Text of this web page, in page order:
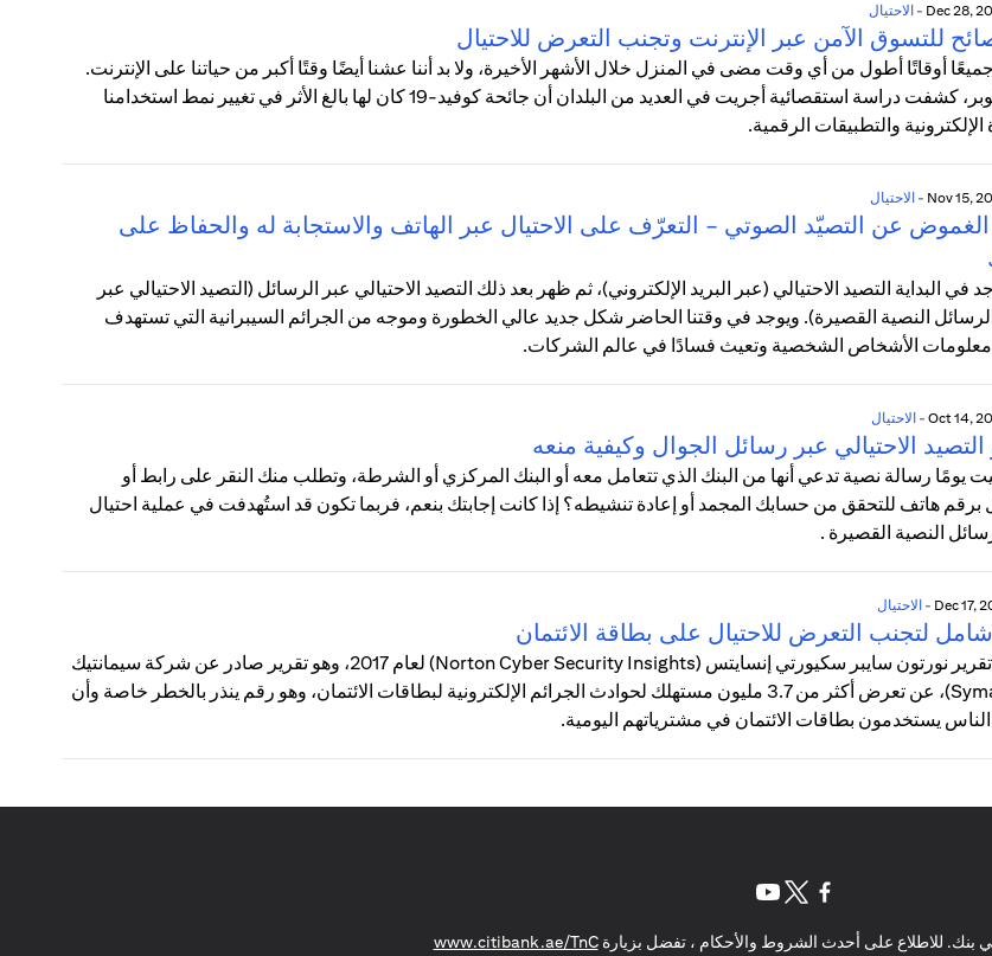
-الاحتيال
أوقاتًا أطول من أي وقت مضى في المنزل خلال الأشهر الأخيرة، ولا بد أننا عشنا أيضًا وقتًا أكبر من حياتنا على الإنترنت.
في أكتوبر، كشفت دراسة استقصائية أجريت في العديد من البلدان أن جائحة كوفيد-19 كان لها بالغ الأثر في تغيير نمط استخدامنا
الإلكترونية والتطبيقات الرقمية.
-الاحتيال
الغموض عن التصيّد الصوتي - التعرّف على الاحتيال عبر الهاتف والاستجابة له والحفاظ على
في البداية التصيد الاحتيالي (عبر البريد الإلكتروني)، ثم ظهر بعد ذلك التصيد الاحتيالي عبر الرسائل (التصيد الاحتيالي عبر
النصية القصيرة). ويوجد في وقتنا الحاضر شكل جديد عالي الخطورة وموجه من الجرائم السيبرانية التي تستهدف
الأشخاص الشخصية وتعيث فسادًا في عالم الشركات.
-الاحتيال
التصيد الاحتيالي عبر رسائل الجوال وكيفية منعه
يومًا رسالة نصية تدعي أنها من البنك الذي تتعامل معه أو البنك المركزي أو الشرطة، وتطلب منك النقر على رابط أو
برقم هاتف للتحقق من حسابك المجمد أو إعادة تنشيطه؟ إذا كانت إجابتك بنعم، فربما تكون قد استُهدفت في عملية احتيال
النصية القصيرة .
-الاحتيال
لتجنب التعرض للاحتيال على بطاقة الائتمان
كشف تقرير نورتون سايبر سكيورتي إنسايتس (Norton Cyber Security Insights) لعام 2017، وهو تقرير صادر عن شركة سيمانتيك
(Symantec)، عن تعرض أكثر من 3.7 مليون مستهلك لحوادث الجرائم الإلكترونية لبطاقات الائتمان، وهو رقم ينذر بالخطر خاصة وأن
الناس يستخدمون بطاقات الائتمان في مشترياتهم اليومية.
للاطلاع على أحدث الشروط والأحكام ، تفضل بزيارةwww.citibank.ae/TnC
(opens in a new tab)